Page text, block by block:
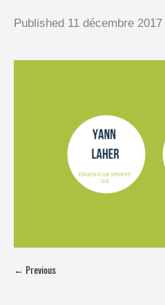
Published 11 décembre 2017
← Previous